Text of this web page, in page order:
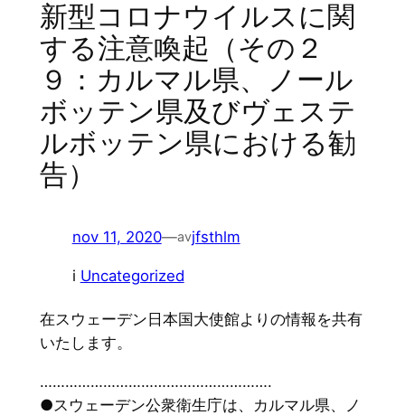
新型コロナウイルスに関
する注意喚起（その２
９：カルマル県、ノール
ボッテン県及びヴェステ
ルボッテン県における勧
告）
nov 11, 2020—avjfsthlm
i Uncategorized
在スウェーデン日本国大使館よりの情報を共有
いたします。
……………………………………………….
●スウェーデン公衆衛生庁は、カルマル県、ノ